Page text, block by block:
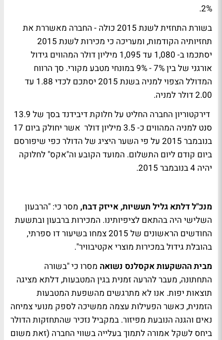
2%.
בשורת התחזית לשנת 2015 כולה - החברה מאשררת את
תחזיותיה הקודמות, ומעריכה כי מכירות לשנת 2015
יסתכמו ב- 1,080 עד 1,095 מיליון דולר המהווים גידול
אורגני של בין 7% - 9% במונחי מטבע מקורי. סך הרווח
המדולל הצפוי למניה בשנת 2015 יסתכם לכדי 1.88 עד
2.00 דולר למניה.
דירקטוריון החברה החליט על חלוקת דיבידנד בסך של 13.9
סנט למניה המהווים כ- 3.5 מיליון דולר אשר יחולק ביום 17
בנובמבר 2015 על פי השער היציג של הדולר כפי שיפורסם
ביום קודם ליום התשלום. המועד הקובע וה"אקס" לחלוקה
יהיה 4 בנובמבר 2015.
מנכ"ל דלתא גליל תעשיות, אייזק דבח, מסר כי: "הרבעון
השלישי היה בהתאם לציפיותינו. המכירות ברבעון ובתשעת
החודשים הראשונים של 2015 צמחו בשיעור דו ספרתי,
בהובלת גידול במכירות מוצרי אקטיבוויר".
מבית ההשקעות אקסלנס נשואה מסרו כי "בשורה
התחתונה, מעבר להרעה זמנית בגין המטבעות, דלתא מציגה
תוצאות יפות. אנו לא מתרגשים מהשפעת המטבעות
הזמנית, כאשר הפעילות עצמה ממשיכה לספק מנועי צמיחה
נאים והגנה הנובעת מפיזור. במקביל נזכיר שהתחזקות הדולר
ביחס לשקל אמורה לתמוך בעלייה בשווי החברה (זאת משום